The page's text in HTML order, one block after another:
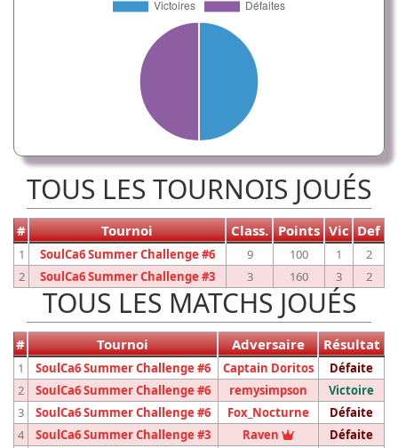
TOUS LES TOURNOIS JOUÉS
# Tournoi Class. Points Vic Def
1 SoulCa6 Summer Challenge #6 9 100 1
2
2
SoulCa6 Summer Challenge #3 3 160 3 2
TOUS LES MATCHS JOUÉS
# Tournoi Adversaire Résultat
1 SoulCa6 Summer Challenge #6 Captain Doritos
Défaite
2
SoulCa6 Summer Challenge #6 remysimpson
Victoire
3
SoulCa6 Summer Challenge #6 Fox_Nocturne
Défaite
4
SoulCa6 Summer Challenge #3 Raven Vainqueur du
Défaite